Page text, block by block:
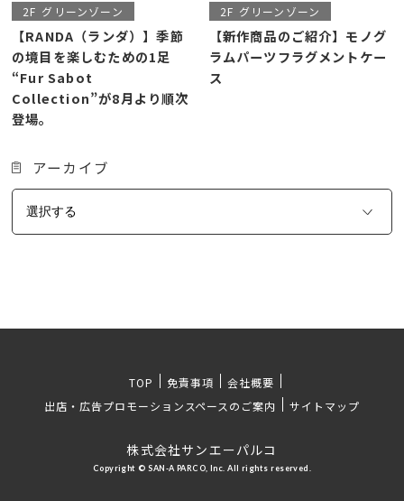
2F グリーンゾーン
【RANDA（ランダ）】季節
の境目を楽しむための1足
“Fur Sabot
Collection”が8月より順次
登場。
2F グリーンゾーン
【新作商品のご紹介】モノグ
ラムパーツフラグメントケー
ス
アーカイブ
TOP 免責事項
会社概要
出店・広告プロモーションスペースのご案内
サイトマップ
株式会社サンエーパルコ
Copyright © SAN-A PARCO, Inc. All rights reserved.